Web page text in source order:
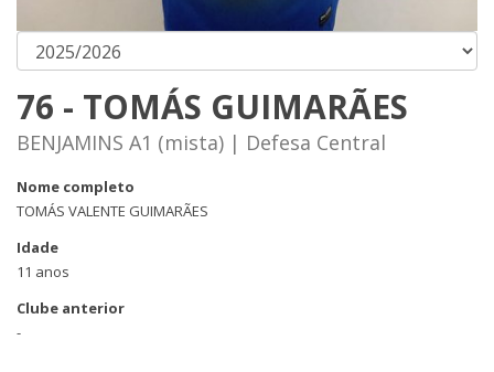
76 - TOMÁS GUIMARÃES
BENJAMINS A1 (mista) | Defesa Central
Nome completo
TOMÁS VALENTE GUIMARÃES
Idade
11 anos
Clube anterior
-